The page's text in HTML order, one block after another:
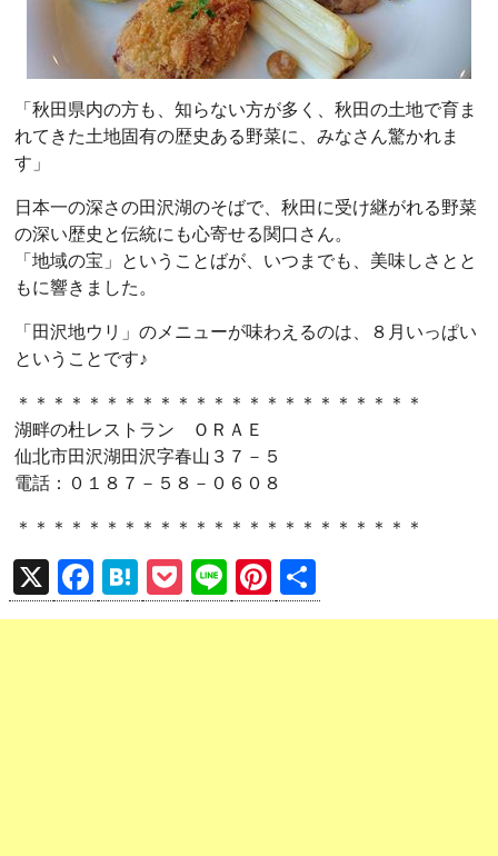
「秋田県内の方も、知らない方が多く、秋田の土地で育ま
れてきた土地固有の歴史ある野菜に、みなさん驚かれま
す」
日本一の深さの田沢湖のそばで、秋田に受け継がれる野菜
の深い歴史と伝統にも心寄せる関口さん。
「地域の宝」ということばが、いつまでも、美味しさとと
もに響きました。
「田沢地ウリ」のメニューが味わえるのは、８月いっぱい
ということです♪
＊＊＊＊＊＊＊＊＊＊＊＊＊＊＊＊＊＊＊＊＊＊＊
湖畔の杜レストラン ＯＲＡＥ
仙北市田沢湖田沢字春山３７－５
電話：０１８７－５８－０６０８
＊＊＊＊＊＊＊＊＊＊＊＊＊＊＊＊＊＊＊＊＊＊＊
X
F
a
H
at
P
o
Li
n
Pi
nt 有